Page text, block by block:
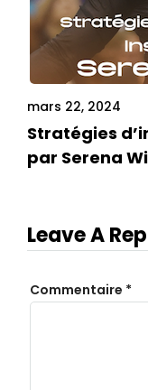
mars 22, 2024
Stratégies
par Serena
Leave A
Commentaire *